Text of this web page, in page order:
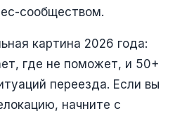
сообществом.
картина 2026 года:
где не поможет, и 50+
переезда. Если вы
начните с